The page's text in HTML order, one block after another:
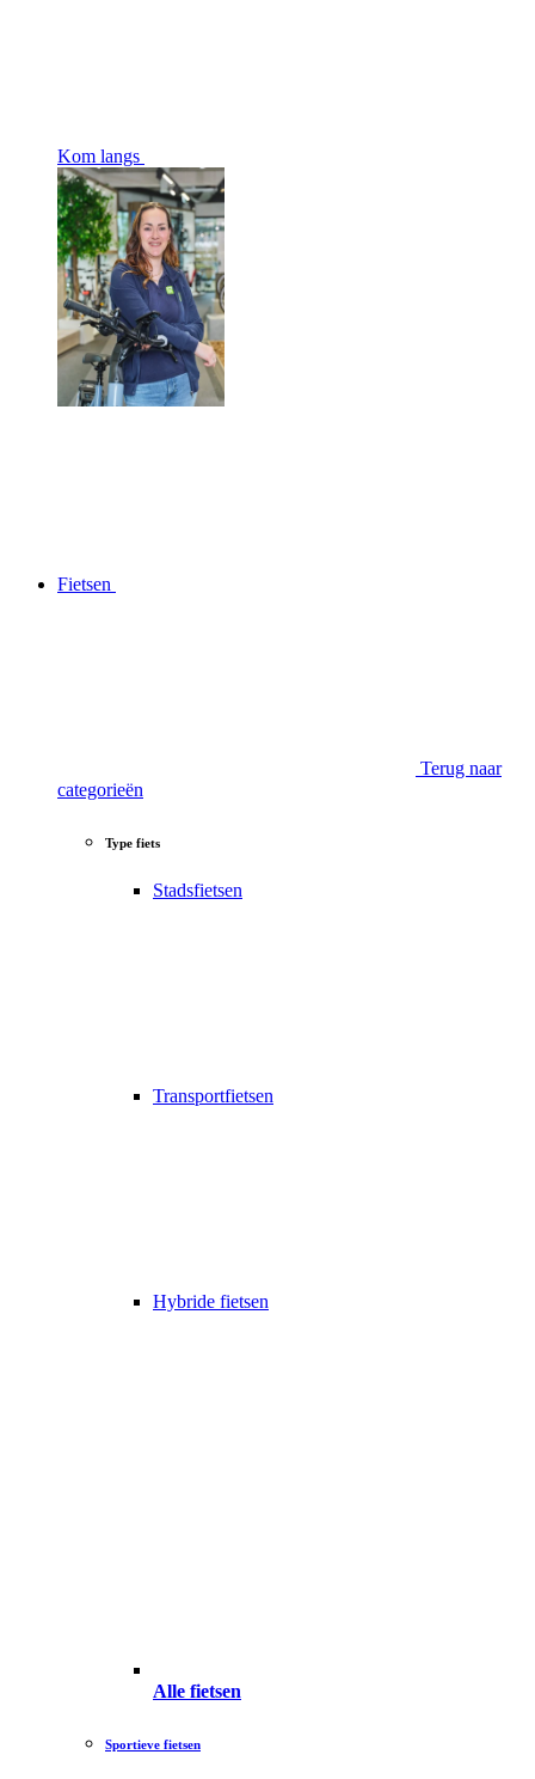
Kom langs
Fietsen
Terug naar
categorieën
Type fiets
Stadsfietsen
Transportfietsen
Hybride fietsen
Alle fietsen
Sportieve fietsen